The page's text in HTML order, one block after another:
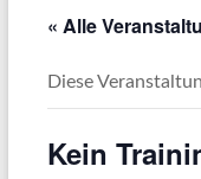
« Alle
Diese
Kein